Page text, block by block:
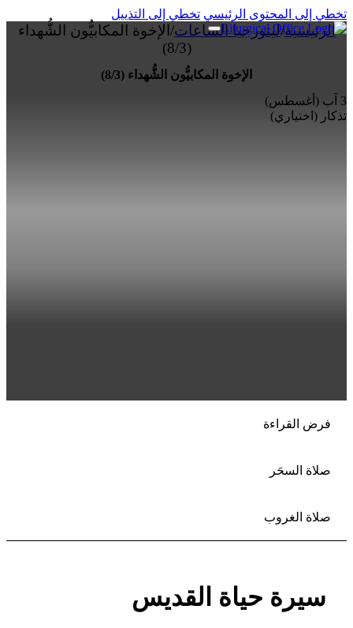
تخطي إلى المحتوى الرئيسي تخطي إلى التذييل
الرئيسية/ليتورجيا الساعات/ الإخوة المكابيُّون الشُّهداء
(8/3)
الإخوة المكابيُّون الشُّهداء (8/3)
3 آب (أغسطس)
تذكار (اختياري)
فرض القراءة
صلاة السحَر
صلاة الغروب
سيرة حياة القديس